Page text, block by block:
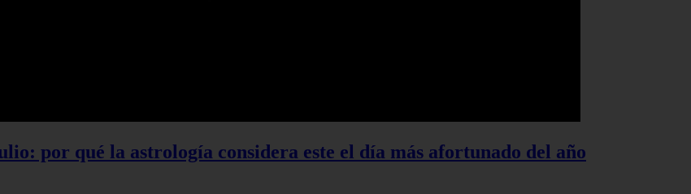
por qué la astrología considera este el día más afortunado del año